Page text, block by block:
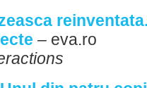
– eva.ro